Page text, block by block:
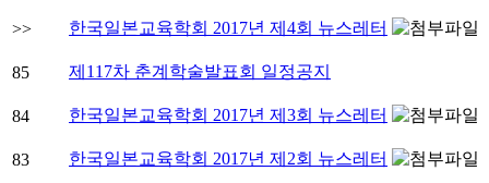
>> 한국일본교육학회 2017년 제4회 뉴스레터
85 제117차 춘계학술발표회 일정공지
84 한국일본교육학회 2017년 제3회 뉴스레터
83 한국일본교육학회 2017년 제2회 뉴스레터